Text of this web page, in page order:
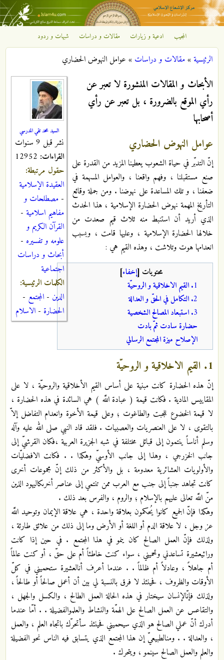
تجاوز إلى المحتوى الرئيسي
مركز
الإشعاع
الإسلامي
المجيب ادعية و زيارات مقالات و دراسات شبهات و ردود
أنت هنا
الرئيسية»مقالات و دراسات » عوامل النهوض الحضاري‏
السيد محمد تقي المدرسي
نشر قبل 9 سنوات
القراءات:
حقول مرتبطة:
العقيدة الإسلامية
- مصطلحات و
مفاهيم اسلامية -
القرآن الكريم و
علومه و تفسيره -
أبحاث و دراسات
اجتماعية
الكلمات الرئيسية:
الدين - المجتمع -
الحضارة - الاسلام
الأبحاث و المقالات المنشورة لا تعبر عن
رأي الموقع بالضرورة ، بل تعبر عن رأي
أصحابها
عوامل النهوض الحضاري‏
إنّ التدبّر في حياة الشعوب يعطينا المزيد من القدرة على
صنع مستقبلنا ، وفهم واقعنا ، والعوامل المسهمة في
ضعفنا ، و تلك المساعدة على نهوضنا . ومن جملة وقائع
التأريخ المهمة نهوض الحضارة الإسلامية ، هذا الحدث
الذي أريد أن ‏استنبط منه ثلاث قيم صعدت من
خلالها الحضارة الإسلامية ، وعليها قامت ، وبسبب
انعدامها هوت وتلاشت ، وهذه‏ القيم هي :
محتويات [إخفاء]
1. القيم الاخلاقية و الروحيّة
2. التكامل في الحقّ و العدالة
3. استبعاد المصالح الشخصية
حضارة سادت ثمّ بادت‏
الإصلاح ميزة المجتمع الرسالي‏
1. القيم الاخلاقية و الروحيّة
إنّ هذه الحضارة كانت مبنية على أساس القيم الأخلاقية والروحيّة ، لا على
المقاييس المادية . فكانت قيمة ( عبادة اللَّه‏ ) هي السائدة في هذه الحضارة ،
لا قيمة الخضوع للجبت والطاغوت ؛ وعلى قيمة الأخوة وانعدام التفاضل إلاّ
بالتقوى ، لا على العنصريات والعصبيات . فلقد قاد النبي ‏صلى الله عليه وآله
وسلم أناساً ينتمون إلى قبائل مختلفة في شبه الجزيرة العربية ،فكان القرشيّ إلى
جانب الخزرجي ، وهذا إلى جانب الأوسيّ وهكذا . . فكانت الافضليّات
والأولويات العشائرية معدومة ، بل والأكثر من ذلك إنّ مجموعات أخرى
كانت تجاهد جنباً إلى جنب مع العرب ممن تنتمي إلى عناصر أخرى‏كاليهود الذين
منّ اللَّه تعالى عليهم بالإسلام ؛ والروم ، والفرس بعد ذلك .
وهكذا فإنّ الجميع كانوا يُحكمون بعلاقة واحدة ، هي علاقة الإيمان وتوحيد اللَّه
عز وجل ، لا علاقة الدم أو اللغة أو الأرض وما إلى ذلك من علائق طارئة ،
ولذلك فإنّ العمل الصالح كان ينمو في هذا المجتمع . في حين إذا كانت
ورائي‏عشيرة تساعدني وتحميني ، سواء كنت خاطئاً أم على حقّ ، أو كنت عالماً
أم جاهلاً ، وعادلاً أم ظالماً . . عندما أعرف أن‏العشيرة ستحميني في كلّ
الأوقات والظروف ، فحينئذ لا فرق بالنسبة لي بين أن أعمل صالحاً أو طالحاً ،
ولذلك فإنّ‏الإنسان سيختار في هذه الحالة العمل الطالح ، والكسل والجهل ،
والتقاعس عن العمل الصالح على الهمّة والنشاط والعلم‏والفضيلة . . أمّا عندما
أدرك أنّ عملي الصالح هو الذي سيحميني فحينئذ سأتحرّك باتجاه العلم ، والعمل
، والعدالة . . ومن‏الطبيعيّ إن هذا المجتمع الذي يتسابق فيه الناس نحو الفضيلة
والعلم والعمل الصالح سينمو ، ويتحرك .